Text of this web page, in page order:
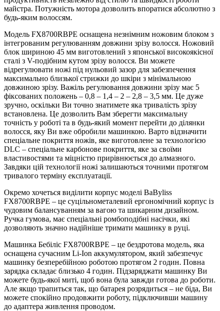
майстра. Потужність мотора дозволить впоратися абсолютно з
будь-яким волоссям.
Модель FX8700RBPE оснащена незнімним ножовим блоком з
інтегрованим регулюванням довжини зрізу волосся. Ножовий
блок шириною 45 мм виготовлений з японської високоякісної
сталі з V-подібним кутом зрізу волосся. Ви можете
відрегулювати ножі під нульовий зазор для забезпечення
максимально близької стрижки до шкіри з мінімальною
довжиною зрізу. Важіль регулювання довжини зрізу має 5
фіксованих положень – 0,8 – 1,4 – 2 – 2,8 – 3,5 мм. Це дуже
зручно, оскільки Ви точно знатимете яка тривалість зрізу
встановлена. Це дозволить Вам зберегти максимальну
точність у роботі та в будь-який момент перейти до ділянки
волосся, яку Ви вже обробили машинкою. Варто відзначити
спеціальне покриття ножів, яке виготовлене за технологією
DLC – спеціальне карбонове покриття, яке за своїми
властивостями та міцністю прирівнюється до алмазного.
Завдяки цій технології ножі залишаються точними протягом
тривалого терміну експлуатації.
Окремо хочеться виділити корпус моделі BaByliss
FX8700RBPE – це суцільнометалевий ергономічний корпус із
чудовим балансуванням за вагою та шикарним дизайном.
Ручка гумова, має спеціальні ромбоподібні насічки, які
дозволяють значно надійніше тримати машинку в руці.
Машинка Бебіліс FX8700RBPE – це бездротова модель, яка
оснащена сучасним Li-Ion аккумулятором, який забезпечує
машинку безперебійною роботою протягом 2 годин. Повна
зарядка складає близько 4 годин. Підзаряджати машинку Ви
можете будь-якої миті, щоб вона була завжди готова до роботи.
Але якщо трапиться так, що батарея розрядиться – не біда, Ви
можете спокійно продовжити роботу, підключивши машину
до адаптера живлення проводом.